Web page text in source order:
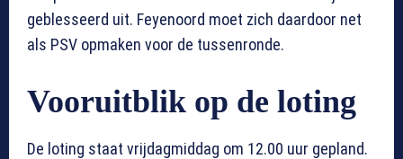
geblesseerd uit. Feyenoord moet zich daardoor net
als PSV opmaken voor de tussenronde.
Vooruitblik op de loting
De loting staat vrijdagmiddag om 12.00 uur gepland.